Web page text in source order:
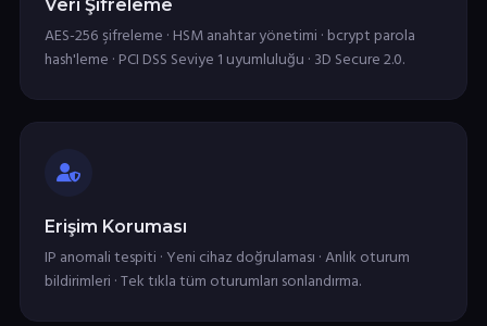
Veri Şifreleme
AES-256 şifreleme · HSM anahtar yönetimi · bcrypt parola
hash'leme · PCI DSS Seviye 1 uyumluluğu · 3D Secure 2.0.
Erişim Koruması
IP anomali tespiti · Yeni cihaz doğrulaması · Anlık oturum
bildirimleri · Tek tıkla tüm oturumları sonlandırma.